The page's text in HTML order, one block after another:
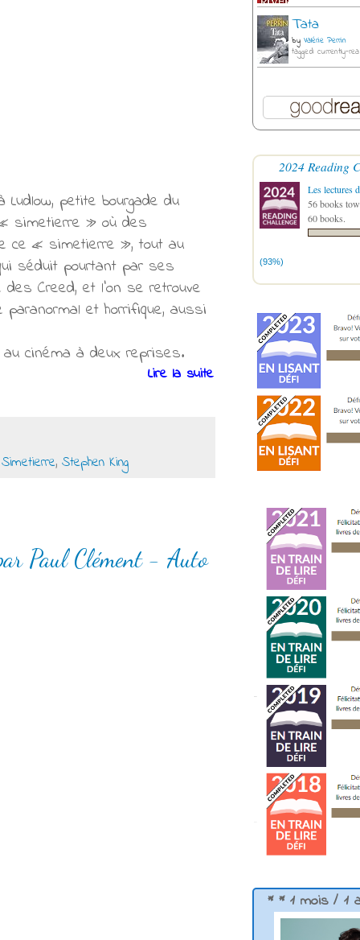
petite bourgade du
« simetierre » où des
ce « simetierre », tout au
séduit pourtant par ses
Creed, et l'on se retrouve
et horrifique, aussi
cinéma à deux reprises.
Lire la suite
Simetierre, Stephen King
Paul Clément - Auto
Tata
by Valérie Perrin
tagged: currently-
2024 Reading
Les lectures
56 books
60 books.
(93%)
* * 1 mois / 1